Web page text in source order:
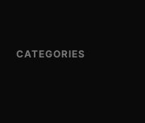
CATEGORIES